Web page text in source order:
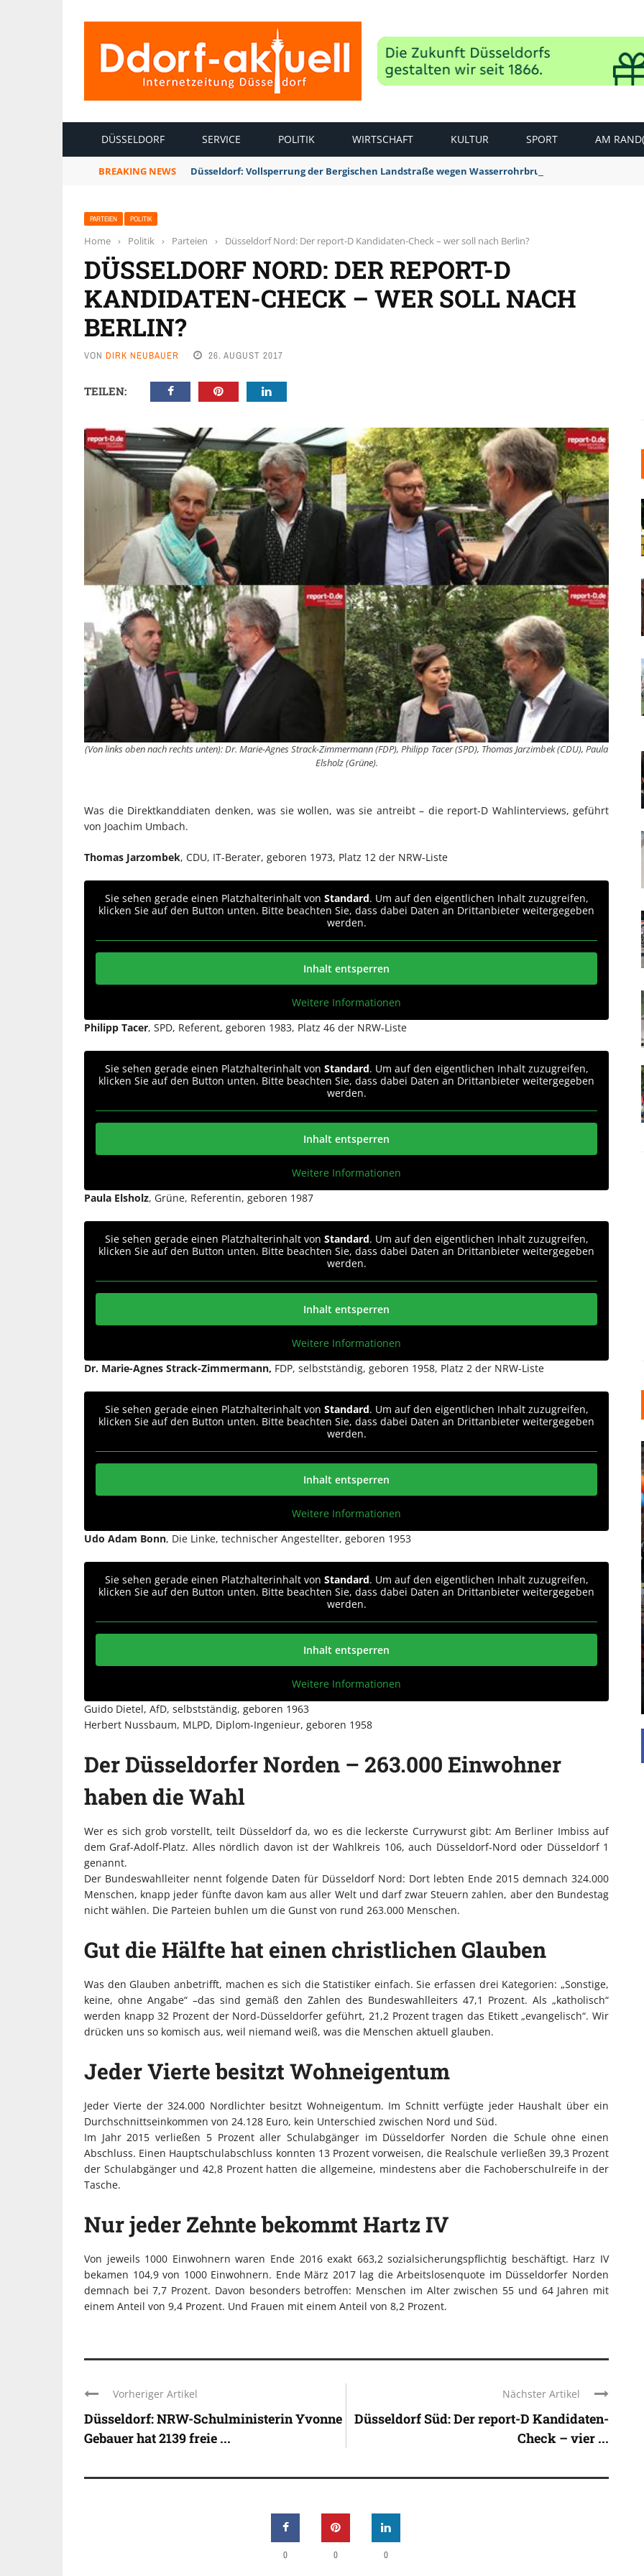
DÜSSELDORF SERVICE POLITIK WIRTSCHAFT KULTUR SPORT AM
BREAKING NEWS Düsseldorf: Vollsperrung der Bergischen Landstraße wegen Wasserrohrbruch aufgehoben
PARTEIEN POLITIK
Home › Politik › Parteien › Düsseldorf Nord: Der report-D Kandidaten-Check – wer soll nach Berlin?
DÜSSELDORF NORD: DER REPORT-D
KANDIDATEN-CHECK – WER SOLL NACH
BERLIN?
VON DIRK NEUBAUER 26. AUGUST 2017
TEILEN:
(Von links oben nach rechts unten): Dr. Marie-Agnes Strack-Zimmermann (FDP), Philipp Tacer (SPD), Thomas Jarzimbek (CDU), Paula
Elsholz (Grüne).
Was die Direktkanddiaten denken, was sie wollen, was sie antreibt – die report-D Wahlinterviews, geführt
von Joachim Umbach.
Thomas Jarzombek, CDU, IT-Berater, geboren 1973, Platz 12 der NRW-Liste
Sie sehen gerade einen Platzhalterinhalt von Standard. Um auf den eigentlichen Inhalt zuzugreifen,
klicken Sie auf den Button unten. Bitte beachten Sie, dass dabei Daten an Drittanbieter weitergegeben
werden.
Inhalt entsperren
Weitere Informationen
Philipp Tacer, SPD, Referent, geboren 1983, Platz 46 der NRW-Liste
Sie sehen gerade einen Platzhalterinhalt von Standard. Um auf den eigentlichen Inhalt zuzugreifen,
klicken Sie auf den Button unten. Bitte beachten Sie, dass dabei Daten an Drittanbieter weitergegeben
werden.
Inhalt entsperren
Weitere Informationen
Paula Elsholz, Grüne, Referentin, geboren 1987
Sie sehen gerade einen Platzhalterinhalt von Standard. Um auf den eigentlichen Inhalt zuzugreifen,
klicken Sie auf den Button unten. Bitte beachten Sie, dass dabei Daten an Drittanbieter weitergegeben
werden.
Inhalt entsperren
Weitere Informationen
Dr. Marie-Agnes Strack-Zimmermann, FDP, selbstständig, geboren 1958, Platz 2 der NRW-Liste
Sie sehen gerade einen Platzhalterinhalt von Standard. Um auf den eigentlichen Inhalt zuzugreifen,
klicken Sie auf den Button unten. Bitte beachten Sie, dass dabei Daten an Drittanbieter weitergegeben
werden.
Inhalt entsperren
Weitere Informationen
Udo Adam Bonn, Die Linke, technischer Angestellter, geboren 1953
Sie sehen gerade einen Platzhalterinhalt von Standard. Um auf den eigentlichen Inhalt zuzugreifen,
klicken Sie auf den Button unten. Bitte beachten Sie, dass dabei Daten an Drittanbieter weitergegeben
werden.
Inhalt entsperren
Weitere Informationen
Guido Dietel, AfD, selbstständig, geboren 1963
Herbert Nussbaum, MLPD, Diplom-Ingenieur, geboren 1958
Der Düsseldorfer Norden – 263.000 Einwohner
haben die Wahl
Wer es sich grob vorstellt, teilt Düsseldorf da, wo es die leckerste Currywurst gibt: Am Berliner Imbiss auf
dem Graf-Adolf-Platz. Alles nördlich davon ist der Wahlkreis 106, auch Düsseldorf-Nord oder Düsseldorf 1
genannt.
Der Bundeswahlleiter nennt folgende Daten für Düsseldorf Nord: Dort lebten Ende 2015 demnach 324.000
Menschen, knapp jeder fünfte davon kam aus aller Welt und darf zwar Steuern zahlen, aber den Bundestag
nicht wählen. Die Parteien buhlen um die Gunst von rund 263.000 Menschen.
Gut die Hälfte hat einen christlichen Glauben
Was den Glauben anbetrifft, machen es sich die Statistiker einfach. Sie erfassen drei Kategorien: „Sonstige,
keine, ohne Angabe“ –das sind gemäß den Zahlen des Bundeswahlleiters 47,1 Prozent. Als „katholisch“
werden knapp 32 Prozent der Nord-Düsseldorfer geführt, 21,2 Prozent tragen das Etikett „evangelisch“. Wir
drücken uns so komisch aus, weil niemand weiß, was die Menschen aktuell glauben.
Jeder Vierte besitzt Wohneigentum
Jeder Vierte der 324.000 Nordlichter besitzt Wohneigentum. Im Schnitt verfügte jeder Haushalt über ein
Durchschnittseinkommen von 24.128 Euro, kein Unterschied zwischen Nord und Süd.
Im Jahr 2015 verließen 5 Prozent aller Schulabgänger im Düsseldorfer Norden die Schule ohne einen
Abschluss. Einen Hauptschulabschluss konnten 13 Prozent vorweisen, die Realschule verließen 39,3 Prozent
der Schulabgänger und 42,8 Prozent hatten die allgemeine, mindestens aber die Fachoberschulreife in der
Tasche.
Nur jeder Zehnte bekommt Hartz IV
Von jeweils 1000 Einwohnern waren Ende 2016 exakt 663,2 sozialsicherungspflichtig beschäftigt. Harz IV
bekamen 104,9 von 1000 Einwohnern. Ende März 2017 lag die Arbeitslosenquote im Düsseldorfer Norden
demnach bei 7,7 Prozent. Davon besonders betroffen: Menschen im Alter zwischen 55 und 64 Jahren mit
einem Anteil von 9,4 Prozent. Und Frauen mit einem Anteil von 8,2 Prozent.
Vorheriger Artikel
Düsseldorf: NRW-Schulministerin Yvonne
Gebauer hat 2139 freie ...
Nächster Artikel
Düsseldorf Süd: Der report-D Kandidaten-
Check – vier ...
0 0 0
KUNSTSTOFFFENSTER DEN
LOFT-STIL IN IHREM
EINFAMILIENHAUS
Die Inspiration des industriellen Chics sind die
diesen Stil sind große Räume, schlicht gehalten